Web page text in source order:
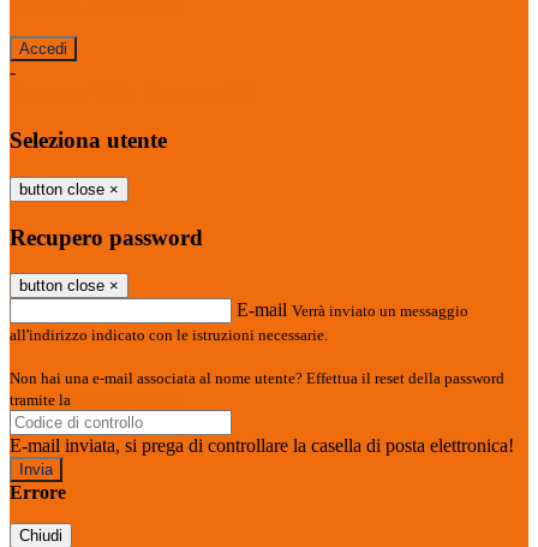
-
Seleziona utente
button close ×
Recupero password
button close ×
E-mail Verrà inviato un messaggio
all'indirizzo indicato con le istruzioni necessarie.
Non hai una e-mail associata al nome utente? Effettua il reset della password
tramite la
E-mail inviata, si prega di controllare la casella di posta elettronica!
Errore
Chiudi